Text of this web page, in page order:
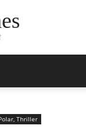
Thriller